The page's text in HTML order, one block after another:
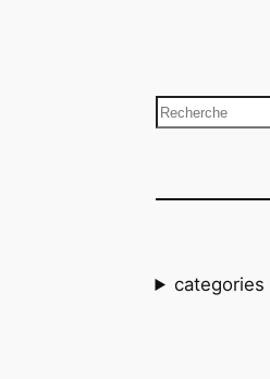
Recherche
categories